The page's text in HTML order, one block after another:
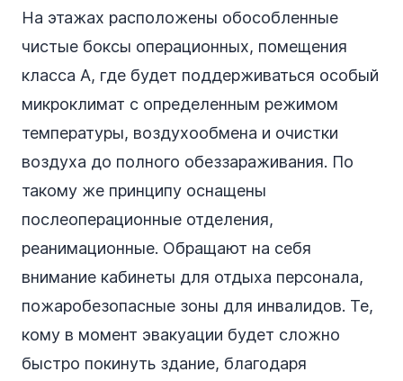
На этажах расположены обособленные
чистые боксы операционных, помещения
класса А, где будет поддерживаться особый
микроклимат с определенным режимом
температуры, воздухообмена и очистки
воздуха до полного обеззараживания. По
такому же принципу оснащены
послеоперационные отделения,
реанимационные. Обращают на себя
внимание кабинеты для отдыха персонала,
пожаробезопасные зоны для инвалидов. Те,
кому в момент эвакуации будет сложно
быстро покинуть здание, благодаря